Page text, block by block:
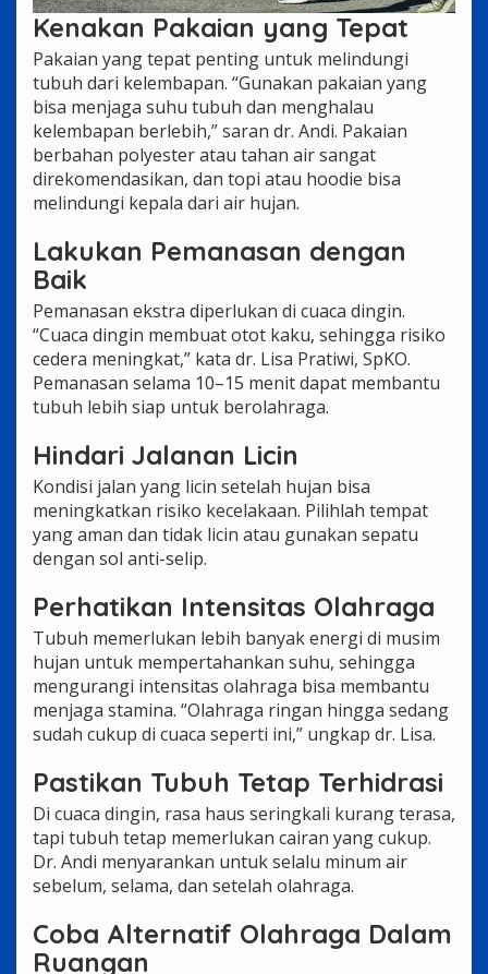
Kenakan Pakaian yang Tepat
Pakaian yang tepat penting untuk melindungi
tubuh dari kelembapan. “Gunakan pakaian yang
bisa menjaga suhu tubuh dan menghalau
kelembapan berlebih,” saran dr. Andi. Pakaian
berbahan polyester atau tahan air sangat
direkomendasikan, dan topi atau hoodie bisa
melindungi kepala dari air hujan.
Lakukan Pemanasan dengan
Baik
Pemanasan ekstra diperlukan di cuaca dingin.
“Cuaca dingin membuat otot kaku, sehingga risiko
cedera meningkat,” kata dr. Lisa Pratiwi, SpKO.
Pemanasan selama 10–15 menit dapat membantu
tubuh lebih siap untuk berolahraga.
Hindari Jalanan Licin
Kondisi jalan yang licin setelah hujan bisa
meningkatkan risiko kecelakaan. Pilihlah tempat
yang aman dan tidak licin atau gunakan sepatu
dengan sol anti-selip.
Perhatikan Intensitas Olahraga
Tubuh memerlukan lebih banyak energi di musim
hujan untuk mempertahankan suhu, sehingga
mengurangi intensitas olahraga bisa membantu
menjaga stamina. “Olahraga ringan hingga sedang
sudah cukup di cuaca seperti ini,” ungkap dr. Lisa.
Pastikan Tubuh Tetap Terhidrasi
Di cuaca dingin, rasa haus seringkali kurang terasa,
tapi tubuh tetap memerlukan cairan yang cukup.
Dr. Andi menyarankan untuk selalu minum air
sebelum, selama, dan setelah olahraga.
Coba Alternatif Olahraga Dalam
Ruangan